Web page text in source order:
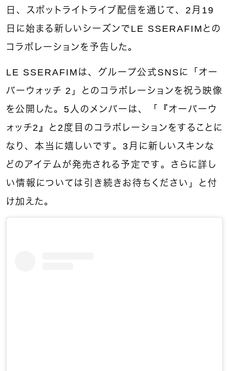
日、スポットライトライブ配信を通じて、2月19
日に始まる新しいシーズンでLE SSERAFIMとの
コラボレーションを予告した。
LE SSERAFIMは、グループ公式SNSに「オー
バーウォッチ 2」とのコラボレーションを祝う映像
を公開した。5人のメンバーは、「『オーバーウ
ォッチ2』と2度目のコラボレーションをすることに
なり、本当に嬉しいです。3月に新しいスキンな
どのアイテムが発売される予定です。さらに詳し
い情報については引き続きお待ちください」と付
け加えた。